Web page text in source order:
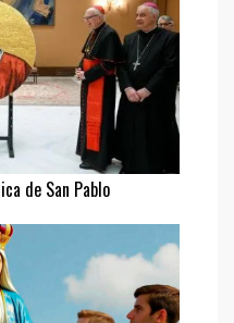
de San Pablo